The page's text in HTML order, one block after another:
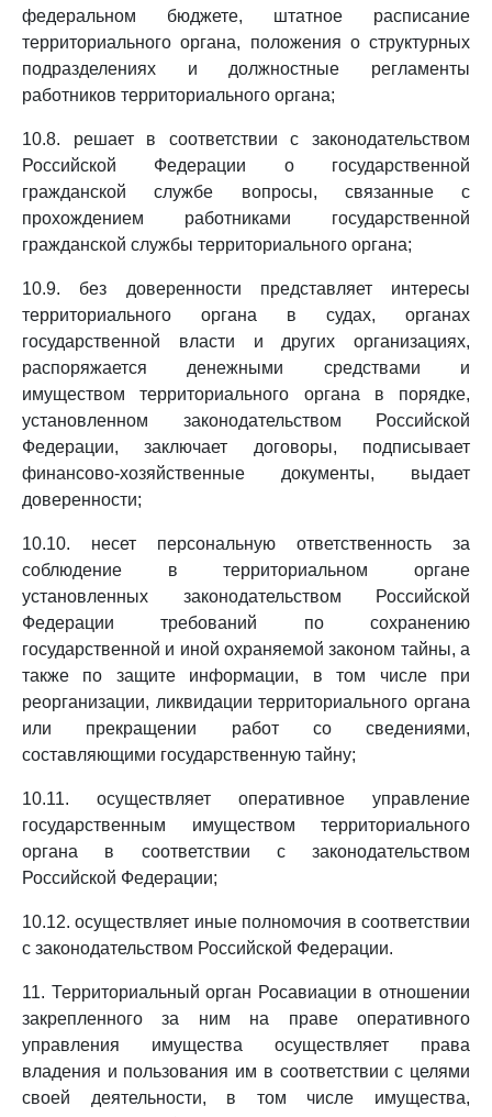
федеральном бюджете, штатное расписание
территориального органа, положения о структурных
подразделениях и должностные регламенты
работников территориального органа;
10.8. решает в соответствии с законодательством
Российской Федерации о государственной
гражданской службе вопросы, связанные с
прохождением работниками государственной
гражданской службы территориального органа;
10.9. без доверенности представляет интересы
территориального органа в судах, органах
государственной власти и других организациях,
распоряжается денежными средствами и
имуществом территориального органа в порядке,
установленном законодательством Российской
Федерации, заключает договоры, подписывает
финансово-хозяйственные документы, выдает
доверенности;
10.10. несет персональную ответственность за
соблюдение в территориальном органе
установленных законодательством Российской
Федерации требований по сохранению
государственной и иной охраняемой законом тайны, а
также по защите информации, в том числе при
реорганизации, ликвидации территориального органа
или прекращении работ со сведениями,
составляющими государственную тайну;
10.11. осуществляет оперативное управление
государственным имуществом территориального
органа в соответствии с законодательством
Российской Федерации;
10.12. осуществляет иные полномочия в соответствии
с законодательством Российской Федерации.
11. Территориальный орган Росавиации в отношении
закрепленного за ним на праве оперативного
управления имущества осуществляет права
владения и пользования им в соответствии с целями
своей деятельности, в том числе имущества,